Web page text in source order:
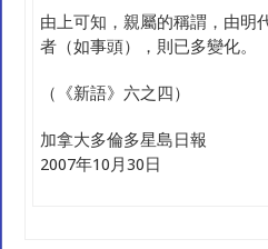
由上可知，親屬的稱謂，由明
者（如事頭），則已多變化。
（《新語》六之四）
加拿大多倫多星島日報
2007年10月30日